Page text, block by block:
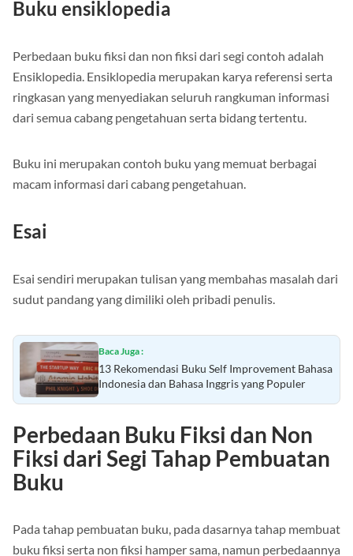
Buku ensiklopedia
Perbedaan buku fiksi dan non fiksi dari segi contoh adalah
Ensiklopedia. Ensiklopedia merupakan karya referensi serta
ringkasan yang menyediakan seluruh rangkuman informasi
Buku ini merupakan contoh buku yang memuat berbagai
Esai
Esai sendiri merupakan tulisan yang membahas masalah dari
Baca Juga :
13 Rekomendasi Buku Self Improvement Bahasa
Perbedaan Buku Fiksi dan Non
Fiksi dari Segi Tahap Pembuatan
Buku
Pada tahap pembuatan buku, pada dasarnya tahap membuat